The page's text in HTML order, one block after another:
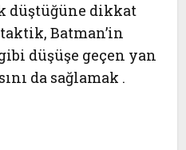
düştüğüne dikkat
Batman’in
düşüşe geçen yan
da sağlamak .